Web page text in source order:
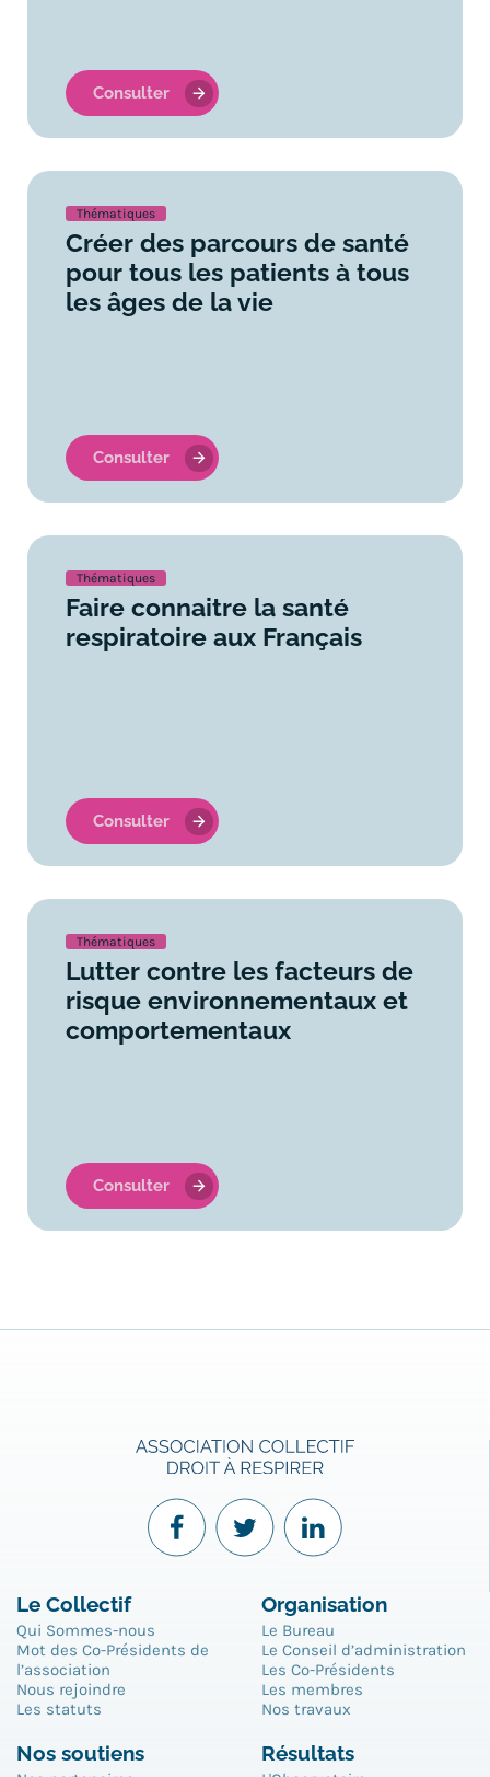
Consulter
Thématiques
Créer des parcours de santé
pour tous les patients à tous
les âges de la vie
Consulter
Thématiques
Faire connaitre la santé
respiratoire aux Français
Consulter
Thématiques
Lutter contre les facteurs de
risque environnementaux et
comportementaux
Consulter
Le Collectif
Qui Sommes-nous
Mot des Co-Présidents de
l’association
Nous rejoindre
Les statuts
Organisation
Le Bureau
Le Conseil d’administration
Les Co-Présidents
Les membres
Nos travaux
Nos soutiens Résultats